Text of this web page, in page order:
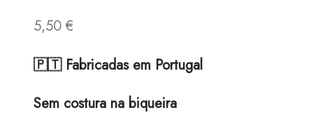
5,50 €
🇵🇹 Fabricadas em Portugal
Sem costura na biqueira